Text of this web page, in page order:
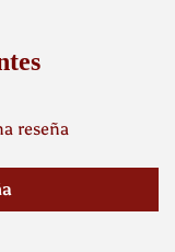
reseña